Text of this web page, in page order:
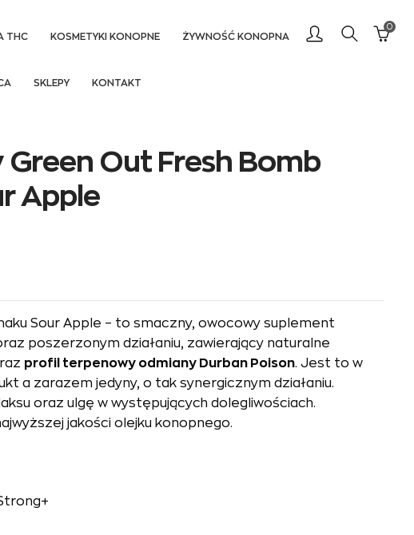
THC KOSMETYKI KONOPNE ŻYWNOŚĆ KONOPNA
SKLEPY KONTAKT
0
Out Fresh Bomb
Apple
Sour Apple – to smaczny, owocowy suplement
poszerzonym działaniu, zawierający naturalne
profil terpenowy odmiany Durban Poison. Jest to w
a zarazem jedyny, o tak synergicznym działaniu.
oraz ulgę w występujących dolegliwościach.
jakości olejku konopnego.